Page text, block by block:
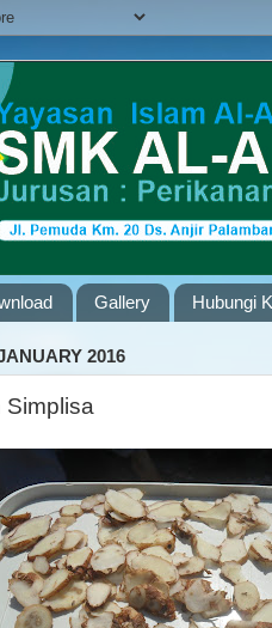
Gallery Hubungi
2016
Simplisa